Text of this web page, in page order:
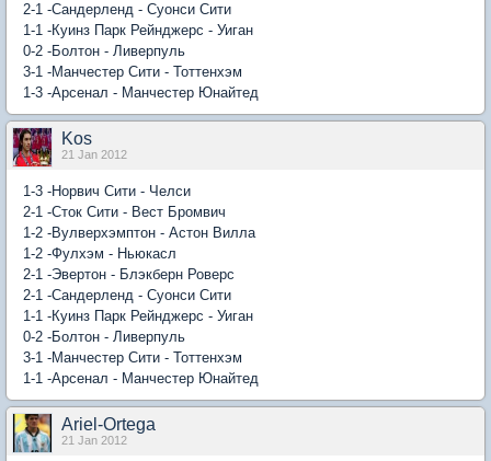
2-1 -Сандерленд - Суонси Сити
1-1 -Куинз Парк Рейнджерс - Уиган
0-2 -Болтон - Ливерпуль
3-1 -Манчестер Сити - Тоттенхэм
1-3 -Арсенал - Манчестер Юнайтед
Kos
21 Jan 2012
1-3 -Норвич Сити - Челси
2-1 -Сток Сити - Вест Бромвич
1-2 -Вулверхэмптон - Астон Вилла
1-2 -Фулхэм - Ньюкасл
2-1 -Эвертон - Блэкберн Роверс
2-1 -Сандерленд - Суонси Сити
1-1 -Куинз Парк Рейнджерс - Уиган
0-2 -Болтон - Ливерпуль
3-1 -Манчестер Сити - Тоттенхэм
1-1 -Арсенал - Манчестер Юнайтед
Ariel-Ortega
21 Jan 2012